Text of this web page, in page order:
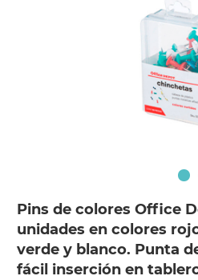
Pins de colores Office
unidades en colores
verde y blanco. Punta
fácil inserción en